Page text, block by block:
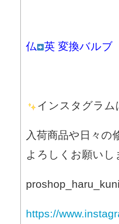
仏 英 変換バルブ
インスタグラム
入荷商品や日々の
よろしくお願いし
https://